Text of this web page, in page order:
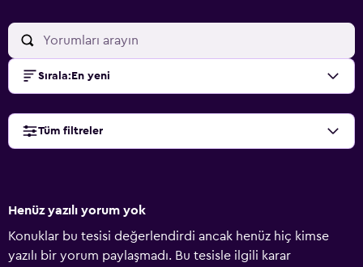
Sırala: En yeni
Tüm filtreler
Henüz yazılı yorum yok
Konuklar bu tesisi değerlendirdi ancak henüz hiç kimse
yazılı bir yorum paylaşmadı. Bu tesisle ilgili karar